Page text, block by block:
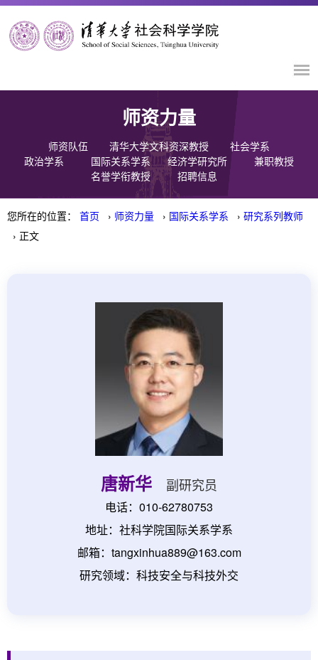
师资力量
师资队伍 清华大学文科资深教授
社会学系
政治学系
国际关系学系 经济学研究所
兼职教授
名誉学衔教授
招聘信息
您所在的位置： 首页 › 师资力量 › 国际关系学系 › 研究系列教师
› 正文
唐新华 副研究员
电话：010-62780753
地址：社科学院国际关系学系
邮箱：tangxinhua889@163.com
研究领域：科技安全与科技外交